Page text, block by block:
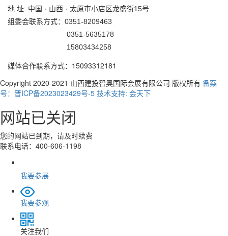
地 址: 中国 · 山西 · 太原市小店区龙盛街15号
组委会联系方式：0351-8209463
0351-5635178
15803434258
媒体合作联系方式：15093312181
Copyright 2020-2021 山西建投智奥国际会展有限公司 版权所有 备案
号：晋ICP备2023023429号-5 技术支持: 会天下
网站已关闭
您的网站已到期，请及时续费
联系电话：400-606-1198
我要参展
我要参观
关注我们